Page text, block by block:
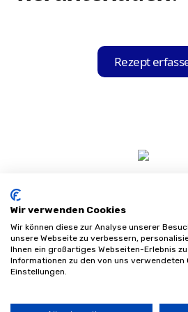
einfach und kostenfrei im
für iOS-Geräte oder im
Rezept
Sitemap
Wir verwenden Cookies
Wir können diese zur Analyse unserer
unsere Webseite zu verbessern,
Ihnen ein großartiges Webseiten-Erlebnis
Informationen zu den von uns verwendeten
Einstellungen.